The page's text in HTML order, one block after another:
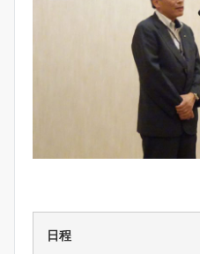
日程